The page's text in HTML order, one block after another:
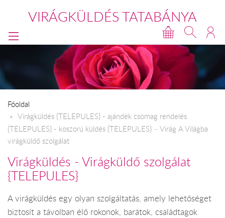
VIRÁGKÜLDÉS TATABÁNYA
Főoldal
​Virágküldés {TELEPULES} - ajándék csomag rendelés
{TELEPULES} - koszorú küldés {TELEPULES} – Virág A Világba
virágküldő szolgálat
Virágküldés - Virágküldő szolgálat
{TELEPULES}
A virágküldés egy olyan szolgáltatás, amely lehetőséget
biztosít a távolban élő rokonok, barátok, családtagok